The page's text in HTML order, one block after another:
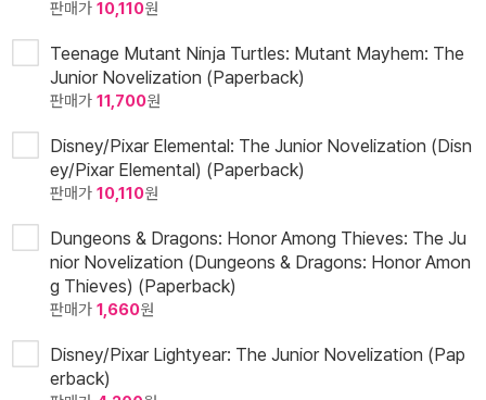
판매가 10,110원
Teenage Mutant Ninja Turtles: Mutant Mayhem: The
Junior Novelization (Paperback)
판매가 11,700원
Disney/Pixar Elemental: The Junior Novelization (Disn
ey/Pixar Elemental) (Paperback)
판매가 10,110원
Dungeons & Dragons: Honor Among Thieves: The Ju
nior Novelization (Dungeons & Dragons: Honor Amon
g Thieves) (Paperback)
판매가 1,660원
Disney/Pixar Lightyear: The Junior Novelization (Pap
erback)